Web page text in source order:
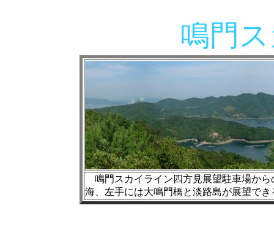
鳴門
鳴門スカイライン四方見展望駐車場か
海、左手には大鳴門橋と淡路島が展望でき